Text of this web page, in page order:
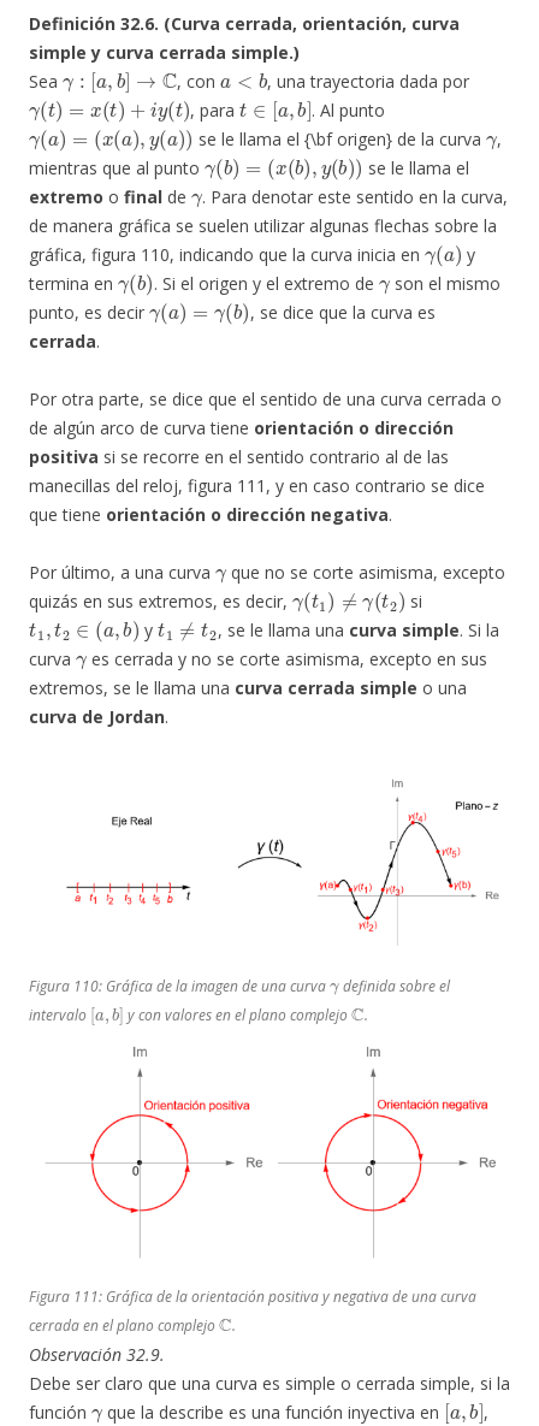
Definición 32.6. (Curva cerrada, orientación, curva
simple y curva cerrada simple.)
Sea
γ:[a, b]→C
, con
a<b
, una trayectoria dada por
γ(t)=x ( t)+ y
, para
t∈[a,b]
. Al punto
γ(a) x(a),y (a ))
se le llama el {\bf origen} de la curva
,
mientras que al punto
γ(b)=(x(b ),y(b) )
se le llama el
extremo o final de
γ
. Para denotar este sentido en la curva,
de manera gráfica se suelen utilizar algunas flechas sobre la
gráfica, figura 110, indicando que la curva inicia en
γ (a)
y
termina en
γ(b)
. Si el origen y el extremo de
γ
son el mismo
punto, es decir
γ (a )= γ(b)
, se dice que la curva es
cerrada.
Por otra parte, se dice que el sentido de una curva cerrada o
de algún arco de curva tiene orientación o dirección
positiva si se recorre en el sentido contrario al de las
manecillas del reloj, figura 111, y en caso contrario se dice
que tiene orientación o dirección negativa.
Por último, a una curva
que no se corte asimisma, excepto
quizás en sus extremos, es decir,
γ(t1)≠γ(t2)
si
t1,t2∈(a ,b)
y
t1≠t2
, se le llama una curva simple. Si la
curva
γ
es cerrada y no se corte asimisma, excepto en sus
extremos, se le llama una curva cerrada simple o una
curva de Jordan.
Figura 110: Gráfica de la imagen de una curva
definida sobre el
intervalo
[ b]
y con valores en el plano complejo
C
.
Figura 111: Gráfica de la orientación positiva y negativa de una curva
cerrada en el plano complejo
C
.
Observación 32.9.
Debe ser claro que una curva es simple o cerrada simple, si la
función
γ
que la describe es una función inyectiva en
[a,b]
,